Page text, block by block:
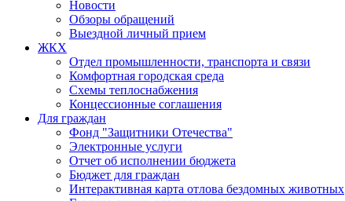
Новости
Обзоры обращений
Выездной личный прием
ЖКХ
Отдел промышленности, транспорта и связи
Комфортная городская среда
Схемы теплоснабжения
Концессионные соглашения
Для граждан
Фонд "Защитники Отечества"
Электронные услуги
Отчет об исполнении бюджета
Бюджет для граждан
Интерактивная карта отлова бездомных животных